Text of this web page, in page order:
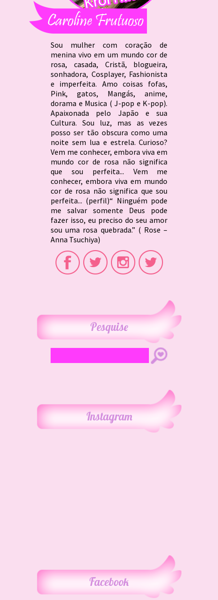
Sou mulher com coração de
menina vivo em um mundo cor de
rosa, casada, Cristã, blogueira,
sonhadora, Cosplayer, Fashionista
e imperfeita. Amo coisas fofas,
Pink, gatos, Mangás, anime,
dorama e Musica ( J-pop e K-pop).
Apaixonada pelo Japão e sua
Cultura. Sou luz, mas as vezes
posso ser tão obscura como uma
noite sem lua e estrela. Curioso?
Vem me conhecer, embora viva em
mundo cor de rosa não significa
que sou perfeita... Vem me
conhecer, embora viva em mundo
cor de rosa não significa que sou
perfeita... (perfil)“ Ninguém pode
me salvar somente Deus pode
fazer isso, eu preciso do seu amor
sou uma rosa quebrada.” ( Rose –
Anna Tsuchiya)
Pesquise
Instagram
Facebook